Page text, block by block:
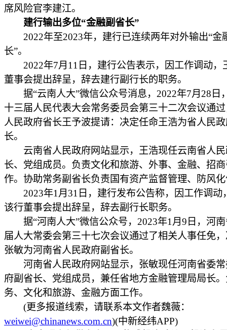
席风险官李建江。
建行输出多位“金融副省长”
2022年至2023年，建行已连续两年对外输出“金
长”。
2022年7月11日，建行公告表示，因工作调动，
董事会提出辞呈，辞去建行副行长的职务。
据“云南人大”微信公众号消息，2022年7月28日
十三届人民代表大会常务委员会第三十二次会议通
人民政府省长王予波提请：决定任命王浩为省人民
长。
云南省人民政府网站显示，王浩现任云南省人民
长、党组成员。负责文化和旅游、外事、金融、招
作。协助常务副省长负责国有资产监督管理、防风
2023年1月31日，建行发布公告称，因工作调动
该行董事会提出辞呈，辞去副行长职务。
据“河南人大”微信公众号，2023年1月9日，河南
届人大常委会第三十七次会议通过了相关人事任免
张敏为河南省人民政府副省长。
河南省人民政府网站显示，张敏现任河南省委常
府副省长、党组成员，兼任省地方金融管理局局长
务、文化和旅游、金融方面工作。
(更多报道线索，请联系本文作者魏薇：
weiwei@chinanews.com.cn)(中新经纬APP)